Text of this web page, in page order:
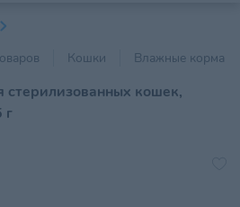
Кошки Влажные корма
стерилизованных кошек,
г